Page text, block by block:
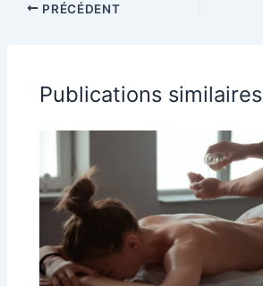
PRÉCÉDENT
Publications similaires